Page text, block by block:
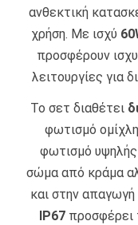
ανθεκτική
χρήση. Με ισχύ
προσφέρουν
λειτουργίες για
Το σετ διαθέτει
φωτισμό
φωτισμό
σώμα από κράμα
και στην
IP67 προσφέρει